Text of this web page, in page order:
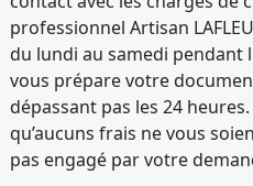
professionnel Artisan
du lundi au samedi pendant
vous prépare votre
dépassant pas les 24
qu’aucuns frais ne vous
pas engagé par votre